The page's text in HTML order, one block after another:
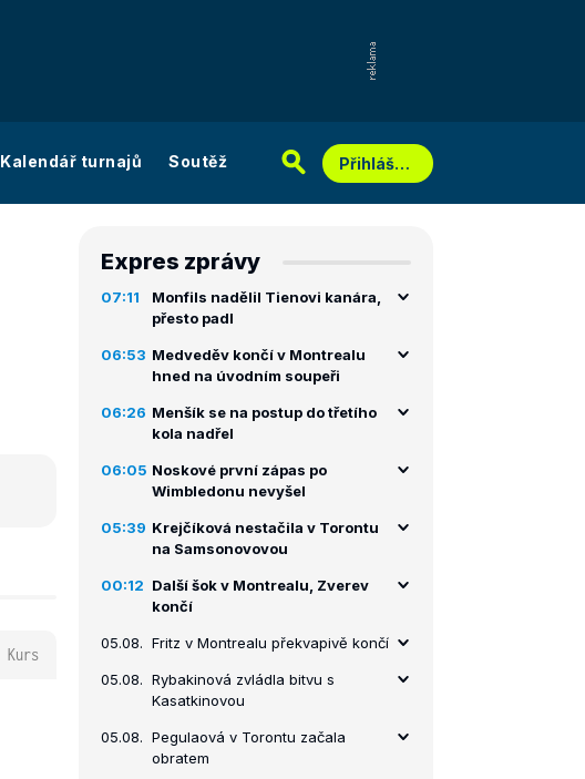
Kalendář turnajů Soutěž Přihlášení
Kurs
Expres zprávy
07:11
Monfils nadělil Tienovi kanára,
přesto padl
06:53 Medveděv končí v Montrealu
hned na úvodním soupeři
06:26 Menšík se na postup do třetího
kola nadřel
06:05 Noskové první zápas po
Wimbledonu nevyšel
05:39 Krejčíková nestačila v Torontu
na Samsonovovou
00:12 Další šok v Montrealu, Zverev
končí
05.08. Fritz v Montrealu překvapivě končí
05.08. Rybakinová zvládla bitvu s
Kasatkinovou
05.08. Pegulaová v Torontu začala
obratem